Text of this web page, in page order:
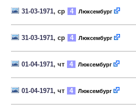
31-03-1971, ср 4 Люксембург
31-03-1971, ср 4 Люксембург
01-04-1971, чт 4 Люксембург
01-04-1971, чт 4 Люксембург